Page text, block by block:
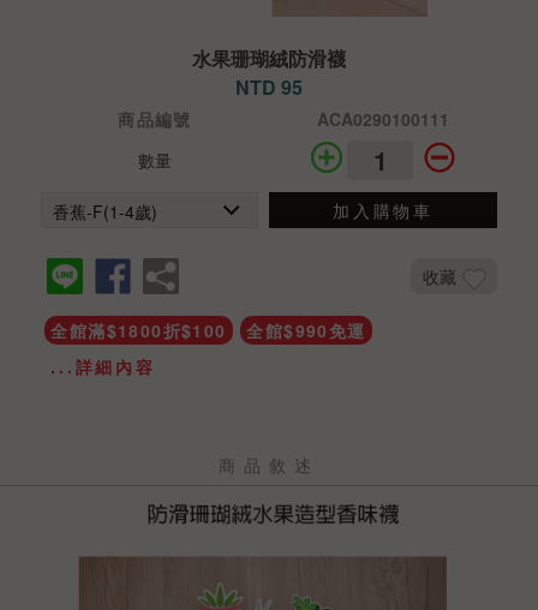
水果珊瑚絨防滑襪
NTD 95
商品編號
ACA0290100111
數量
加入購物車
收藏
全館滿$1800折$100
全館$990免運
...詳細內容
商品敘述